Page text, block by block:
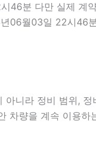
46분 다만 실제 계
06월03일 22시46
니라 정비 범위,
차량을 계속 이용하